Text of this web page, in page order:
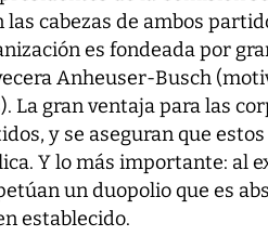
las cabezas de ambos
es fondeada por
Anheuser-Busch
La gran ventaja para las
y se aseguran que
Y lo más importante: al
un duopolio que es
establecido.